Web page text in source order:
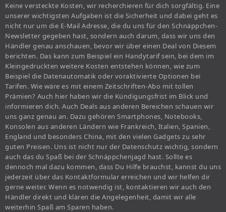
Keine versteckte Kosten, wir recherchieren für dich sorgfältig. Eine
unserer wichtigsten Aufgaben ist die Sicherheit und dabei geht es
nicht nur um die E-Mail Adresse, die du uns für den Schnäppchen-
Newsletter gegeben hast, sondern auch darum, dass wir uns den
Händler genau anschauen, bevor wir über einen Deal von Diesem
berichten. Das kann zum Beispiel ein Handytarif sein, bei dem im
Kleingedruckten weitere Kosten entstehen können, wie zum
Beispiel die Datenautomatik oder voraktivierte Optionen bei
Tarifen. Wie wäre es mit einem Zeitschriften-Abo mit tollen
Prämien? Auch hier haben wir die Kündigungsfrist im Blick und
informieren dich. Auch Deals aus anderen Bereichen schauen wir
uns ganz genau an. Dazu gehören Smartphones, Notebooks,
Konsolen aus anderen Ländern wie Frankreich, Italien, Spanien,
England und besonders China, mit den vielen Gadgets zu sehr
guten Preisen. Uns ist nicht nur der Datenschutz wichtig, sondern
auch das du Spaß bei der Schnäppchenjagd hast. Sollte es
dennoch mal dazu kommen, dass Du Hilfe brauchst, kannst du uns
jederzeit über das Kontaktformular erreichen und wir helfen dir
gerne weiter. Wenn es notwendig ist, kontaktieren wir auch den
Händler direkt und klären die Angelegenheit, damit wir alle
weiterhin Spaß am Sparen haben.